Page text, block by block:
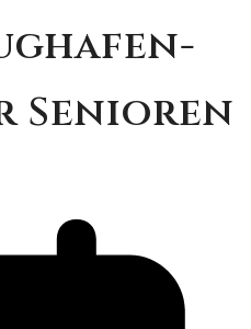
Senioren